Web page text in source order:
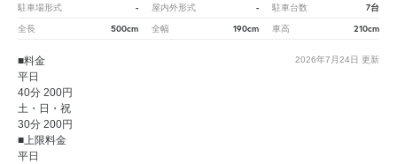
駐車場形式 - 屋内外形式 - 駐車台数 7台
全長 500cm 全幅 190cm 車高 210cm
2026年7月24日 更新
■料金
平日
40分 200円
土・日・祝
30分 200円
■上限料金
平日